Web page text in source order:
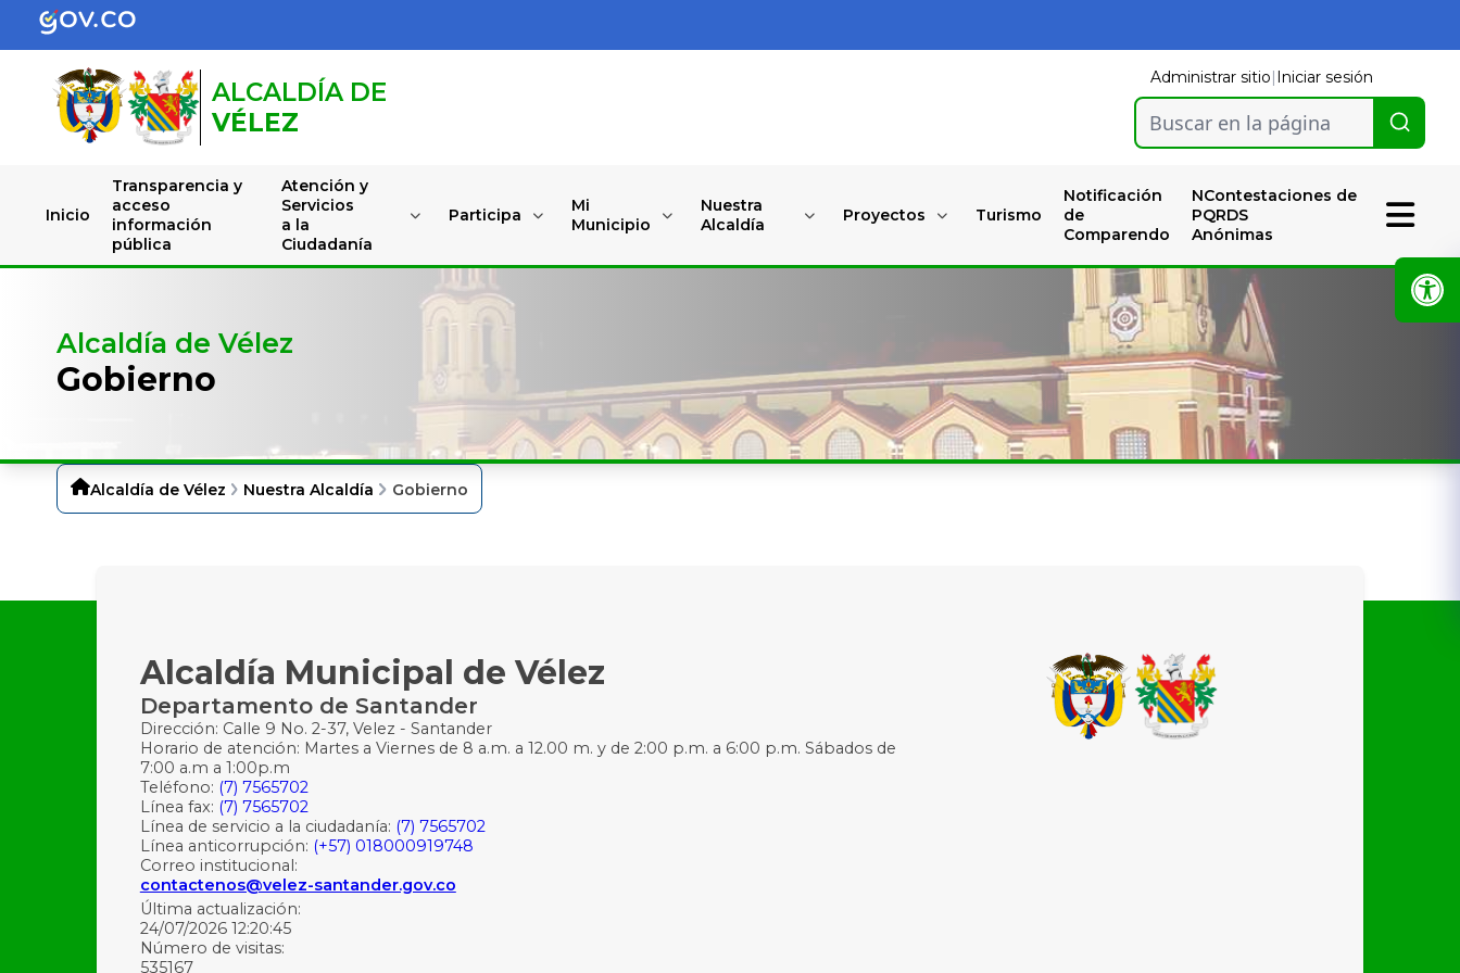
ALCALDÍA DE
VÉLEZ
Administrar sitio|Iniciar sesión
Buscar en la página
Inicio
Transparencia y
acceso
información
pública
Atención y
Servicios
a la
Ciudadanía
Participa
Mi
Municipio
Nuestra
Alcaldía
Proyectos Turismo
Notificación
de
Comparendo
NContestaciones de
PQRDS
Anónimas
Alcaldía de Vélez
Gobierno
Alcaldía de Vélez Nuestra Alcaldía Gobierno
Alcaldía Municipal de Vélez
Departamento de Santander
Dirección: Calle 9 No. 2-37, Velez - Santander
Horario de atención: Martes a Viernes de 8 a.m. a 12.00 m. y de 2:00 p.m. a 6:00 p.m. Sábados de
7:00 a.m a 1:00p.m
Teléfono: (7) 7565702
Línea fax: (7) 7565702
Línea de servicio a la ciudadanía: (7) 7565702
Línea anticorrupción: (+57) 018000919748
Correo institucional:
contactenos@velez-santander.gov.co
Última actualización:
24/07/2026 12:20:45
Número de visitas:
535167